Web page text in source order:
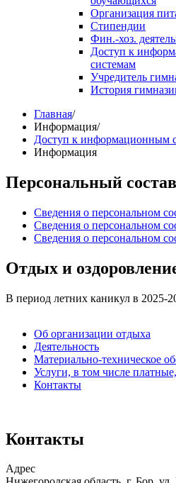
Организация
Стипендии
Фин.-хоз.
Доступ к
системам
Учредитель
История
Главная/
Информация/
Доступ к информационным
Информация
Персональный состав
Сведения о персональном
Сведения о персональном
Сведения о персональном
Отдых и
В период летних каникул в 2025-
Об организации отдыха
Деятельность
Материально-техническое
Услуги, в том числе
Контакты
Контакты
Адрес